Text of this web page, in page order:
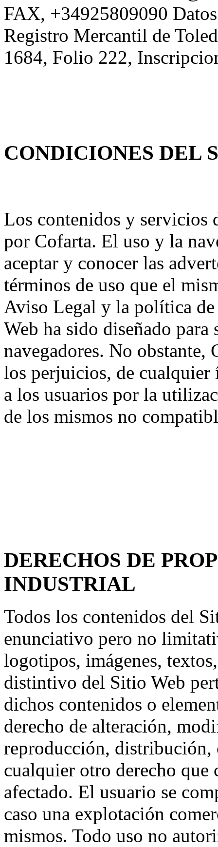
FAX, +34925809090
Registro Mercantil de
1684, Folio 222,
CONDICIONES DEL
Los contenidos y servicios
por Cofarta. El uso y la
aceptar y conocer las
términos de uso que el
Aviso Legal y la política
Web ha sido diseñado
navegadores. No obstante,
los perjuicios, de cualquier
a los usuarios por la
de los mismos no
DERECHOS DE
INDUSTRIAL
Todos los contenidos del
enunciativo pero no
logotipos, imágenes,
distintivo del Sitio Web
dichos contenidos o
derecho de alteración,
reproducción,
cualquier otro derecho
afectado. El usuario se
caso una explotación
mismos. Todo uso no